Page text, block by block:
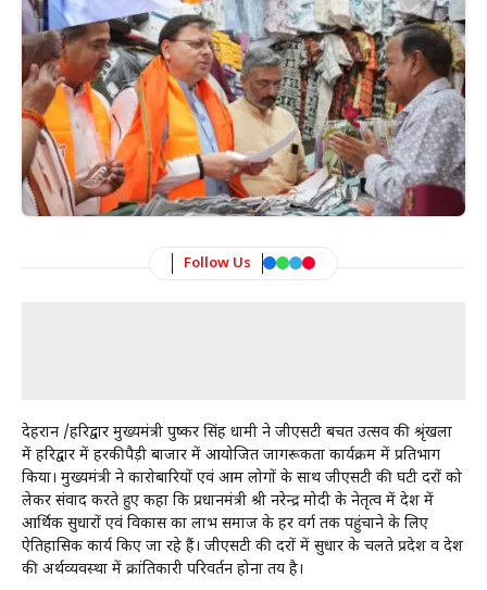
Follow Us
देहरादून /हरिद्वार मुख्यमंत्री पुष्कर सिंह धामी ने जीएसटी बचत उत्सव की श्रृंखला
में हरिद्वार में हरकीपैड़ी बाजार में आयोजित जागरूकता कार्यक्रम में प्रतिभाग
किया। मुख्यमंत्री ने कारोबारियों एवं आम लोगों के साथ जीएसटी की घटी दरों को
लेकर संवाद करते हुए कहा कि प्रधानमंत्री श्री नरेन्द्र मोदी के नेतृत्व में देश में
आर्थिक सुधारों एवं विकास का लाभ समाज के हर वर्ग तक पहुंचाने के लिए
ऐतिहासिक कार्य किए जा रहे हैं। जीएसटी की दरों में सुधार के चलते प्रदेश व देश
की अर्थव्यवस्था में क्रांतिकारी परिवर्तन होना तय है।